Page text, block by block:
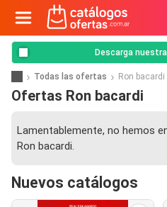
Descarga
Todas las ofertas Ron bacardi
Ofertas Ron bacardi
Lamentablemente, no hemos
Ron bacardi.
Nuevos catálogos